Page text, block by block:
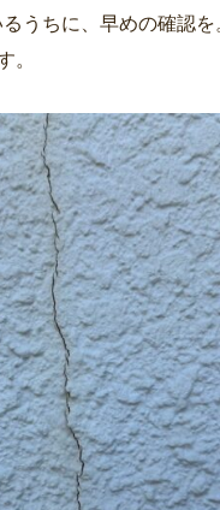
うちに、早めの確認
。